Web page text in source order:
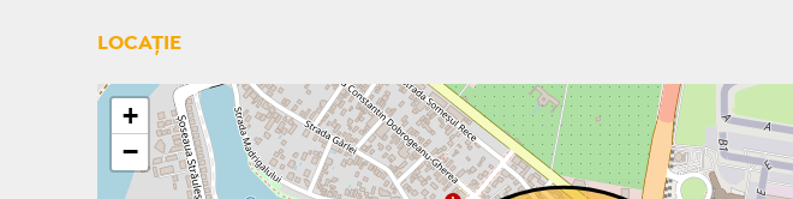
LOCAȚIE
+
−